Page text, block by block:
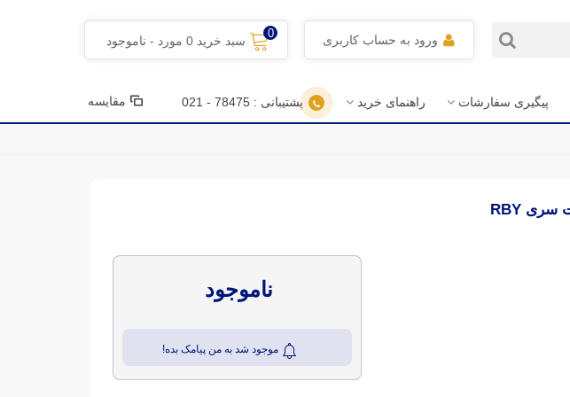
ورود به حساب کاربری
0
سبد خرید 0 مورد - ناموجود
پیگیری سفارشات راهنمای خرید پشتیبانی : 78475 - 021 مقایسه
ناموجود
موجود شد به من پیامک بده!